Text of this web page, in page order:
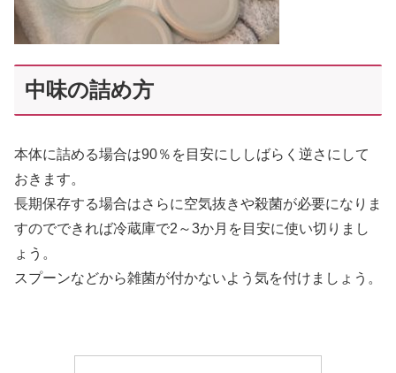
中味の詰め方
本体に詰める場合は90％を目安にししばらく逆さにして
おきます。
長期保存する場合はさらに空気抜きや殺菌が必要になりま
すのでできれば冷蔵庫で2～3か月を目安に使い切りまし
ょう。
スプーンなどから雑菌が付かないよう気を付けましょう。